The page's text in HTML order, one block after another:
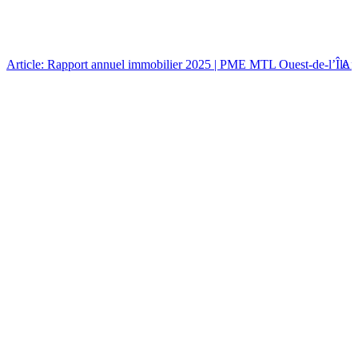
Article: Rapport annuel immobilier 2025 | PME MTL Ouest-de-l’Île